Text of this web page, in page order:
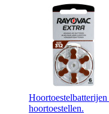
Hoortoestelbatterijen
hoortoestellen.